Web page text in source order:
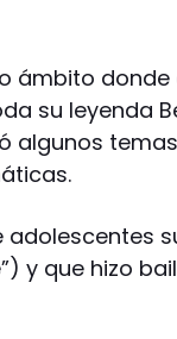
ámbito donde
su leyenda
algunos temas
adolescentes
y que hizo